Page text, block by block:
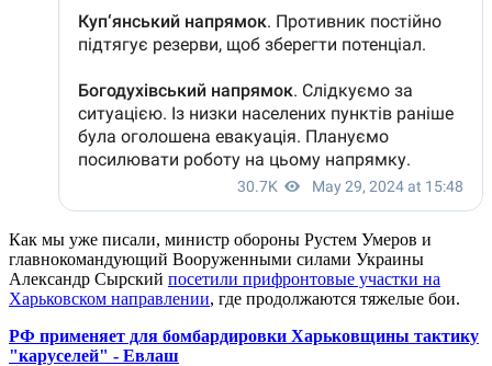
Как мы уже писали, министр обороны Рустем Умеров и
главнокомандующий Вооруженными силами Украины
Александр Сырский посетили прифронтовые участки на
Харьковском направлении, где продолжаются тяжелые бои.
РФ применяет для бомбардировки Харьковщины тактику
"каруселей" - Евлаш